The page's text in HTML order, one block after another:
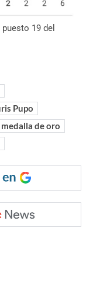
19 del
Pupo
medalla de oro